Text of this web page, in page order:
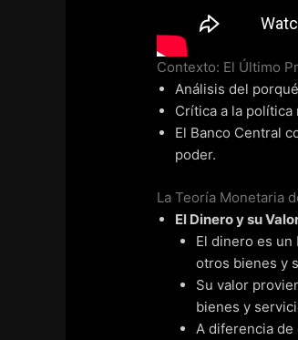
Contexto: El Último
Análisis del
Crítica a la
El Banco Central
poder.
La Teoría Monetaria
El Dinero y su
El dinero es
otros bienes y
Su valor
bienes y
A diferencia